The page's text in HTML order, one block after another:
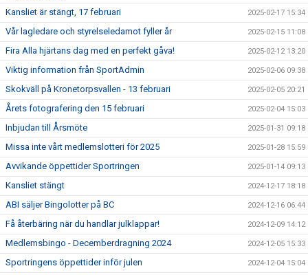
Kansliet är stängt, 17 februari 2025-02-17 15:34
Vår lagledare och styrelseledamot fyller år 2025-02-15 11:08
Fira Alla hjärtans dag med en perfekt gåva! 2025-02-12 13:20
Viktig information från SportAdmin 2025-02-06 09:38
Skokväll på Kronetorpsvallen - 13 februari 2025-02-05 20:21
Årets fotografering den 15 februari 2025-02-04 15:03
Inbjudan till Årsmöte 2025-01-31 09:18
Missa inte vårt medlemslotteri för 2025 2025-01-28 15:59
Avvikande öppettider Sportringen 2025-01-14 09:13
Kansliet stängt 2024-12-17 18:18
ABI säljer Bingolotter på BC 2024-12-16 06:44
Få återbäring när du handlar julklappar! 2024-12-09 14:12
Medlemsbingo - Decemberdragning 2024 2024-12-05 15:33
Sportringens öppettider inför julen 2024-12-04 15:04